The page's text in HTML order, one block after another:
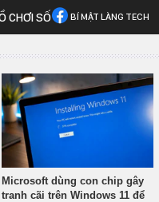
CHƠI SỐ BÍ MẬT LÀNG TECH
Microsoft dùng con chip gây
tranh cãi trên Windows 11 để